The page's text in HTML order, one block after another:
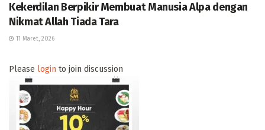
Kekerdilan Berpikir Membuat Manusia Alpa dengan
Nikmat Allah Tiada Tara
11 Maret, 2026
Please login to join discussion